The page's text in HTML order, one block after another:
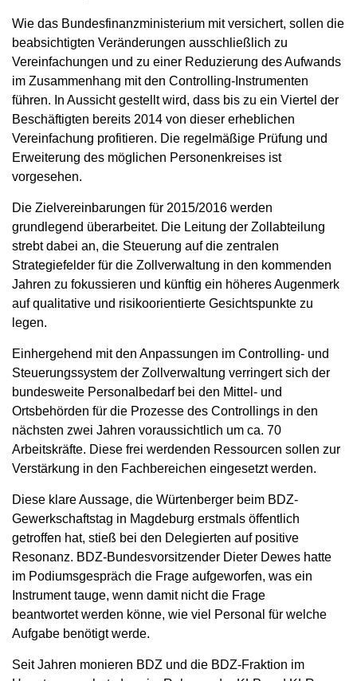
Wie das Bundesfinanzministerium mit versichert, sollen die
beabsichtigten Veränderungen ausschließlich zu
Vereinfachungen und zu einer Reduzierung des Aufwands
im Zusammenhang mit den Controlling-Instrumenten
führen. In Aussicht gestellt wird, dass bis zu ein Viertel der
Beschäftigten bereits 2014 von dieser erheblichen
Vereinfachung profitieren. Die regelmäßige Prüfung und
Erweiterung des möglichen Personenkreises ist
vorgesehen.
Die Zielvereinbarungen für 2015/2016 werden
grundlegend überarbeitet. Die Leitung der Zollabteilung
strebt dabei an, die Steuerung auf die zentralen
Strategiefelder für die Zollverwaltung in den kommenden
Jahren zu fokussieren und künftig ein höheres Augenmerk
auf qualitative und risikoorientierte Gesichtspunkte zu
legen.
Einhergehend mit den Anpassungen im Controlling- und
Steuerungssystem der Zollverwaltung verringert sich der
bundesweite Personalbedarf bei den Mittel- und
Ortsbehörden für die Prozesse des Controllings in den
nächsten zwei Jahren voraussichtlich um ca. 70
Arbeitskräfte. Diese frei werdenden Ressourcen sollen zur
Verstärkung in den Fachbereichen eingesetzt werden.
Diese klare Aussage, die Würtenberger beim BDZ-
Gewerkschaftstag in Magdeburg erstmals öffentlich
getroffen hat, stieß bei den Delegierten auf positive
Resonanz. BDZ-Bundesvorsitzender Dieter Dewes hatte
im Podiumsgespräch die Frage aufgeworfen, was ein
Instrument tauge, wenn damit nicht die Frage
beantwortet werden könne, wie viel Personal für welche
Aufgabe benötigt werde.
Seit Jahren monieren BDZ und die BDZ-Fraktion im